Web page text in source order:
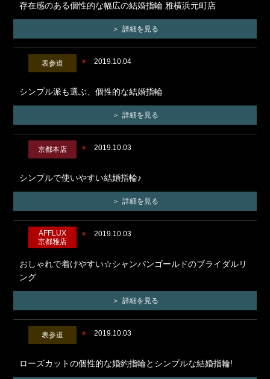
存在感のある個性的な幅広の結婚指輪 雅横浜元町店
詳細を見る
2019.10.04
表参道
シンプル派も選ぶ、個性的な結婚指輪
詳細を見る
2019.10.03
京都本店
シンプルで使いやすい結婚指輪♪
詳細を見る
2019.10.03
AFFLUX
京都雅店
おしゃれで着けやすい☆シャンパンゴールドのブライダルリ
ング
詳細を見る
2019.10.03
表参道
ローズカットの個性的な婚約指輪とシンプルな結婚指輪!